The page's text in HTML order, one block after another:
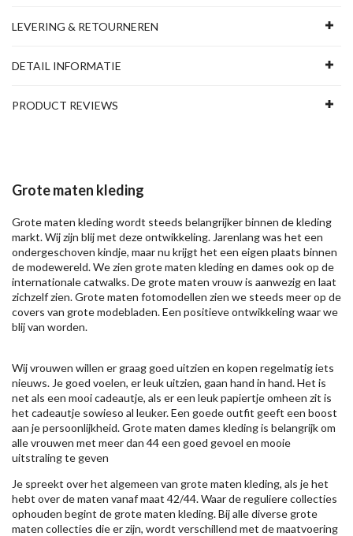
LEVERING & RETOURNEREN
DETAIL INFORMATIE
PRODUCT REVIEWS
Grote maten kleding
Grote maten kleding wordt steeds belangrijker binnen de kleding
markt. Wij zijn blij met deze ontwikkeling. Jarenlang was het een
ondergeschoven kindje, maar nu krijgt het een eigen plaats binnen
de modewereld. We zien grote maten kleding en dames ook op de
internationale catwalks. De grote maten vrouw is aanwezig en laat
zichzelf zien. Grote maten fotomodellen zien we steeds meer op de
covers van grote modebladen. Een positieve ontwikkeling waar we
blij van worden.
Wij vrouwen willen er graag goed uitzien en kopen regelmatig iets
nieuws. Je goed voelen, er leuk uitzien, gaan hand in hand. Het is
net als een mooi cadeautje, als er een leuk papiertje omheen zit is
het cadeautje sowieso al leuker. Een goede outfit geeft een boost
aan je persoonlijkheid. Grote maten dames kleding is belangrijk om
alle vrouwen met meer dan 44 een goed gevoel en mooie
uitstraling te geven
Je spreekt over het algemeen van grote maten kleding, als je het
hebt over de maten vanaf maat 42/44. Waar de reguliere collecties
ophouden begint de grote maten kleding. Bij alle diverse grote
maten collecties die er zijn, wordt verschillend met de maatvoering